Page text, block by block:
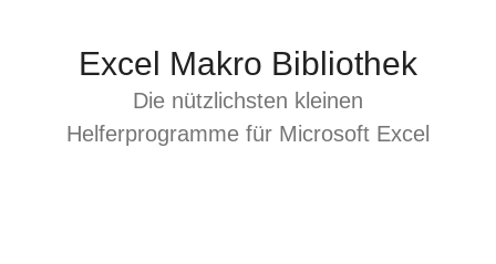
Excel Makro Bibliothek
Die nützlichsten kleinen
Helferprogramme für Microsoft Excel